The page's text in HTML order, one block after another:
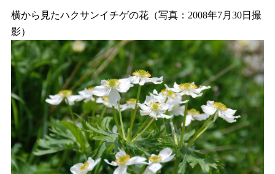
横から見たハクサンイチゲの花（写真：2008年7月30日撮
影）